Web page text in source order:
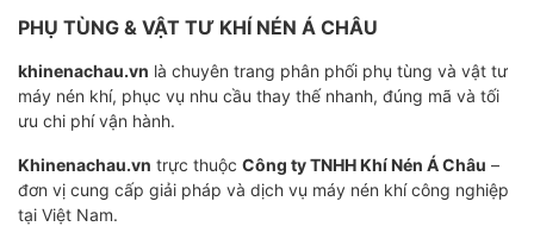
Lõi lọc được làm từ sợi thủy tinh chất lượng cao, có
khả năng loại bỏ tối đa các tạp chất, hạt bụi và các
chất độc hại.
Thiết kế dễ dàng lắp đặt và thay thế.
Chức năng chính
PHỤ TÙNG & VẬT TƯ KHÍ NÉN Á CHÂU
khinenachau.vn là chuyên trang phân phối phụ tùng và vật tư
máy nén khí, phục vụ nhu cầu thay thế nhanh, đúng mã và tối
ưu chi phí vận hành.
Khinenachau.vn trực thuộc Công ty TNHH Khí Nén Á Châu –
đơn vị cung cấp giải pháp và dịch vụ máy nén khí công nghiệp
tại Việt Nam.